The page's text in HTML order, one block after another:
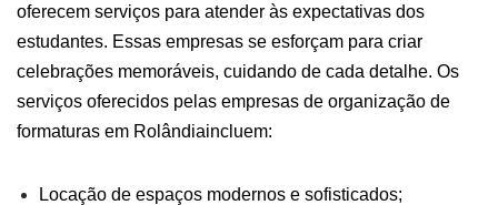
oferecem serviços para atender às expectativas dos
estudantes. Essas empresas se esforçam para criar
celebrações memoráveis, cuidando de cada detalhe. Os
serviços oferecidos pelas empresas de organização de
formaturas em Rolândiaincluem:
Locação de espaços modernos e sofisticados;